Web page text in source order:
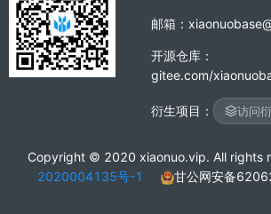
邮箱：
开源仓库：
gitee.com/
衍生项目： 访问
Copyright © 2020 xiaonuo.vip. All rights
2020004135号-1
甘公网安备